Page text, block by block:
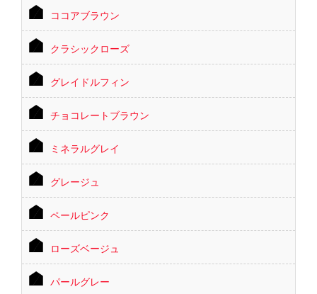
ココアブラウン
クラシックローズ
グレイドルフィン
チョコレートブラウン
ミネラルグレイ
グレージュ
ペールピンク
ローズベージュ
パールグレー